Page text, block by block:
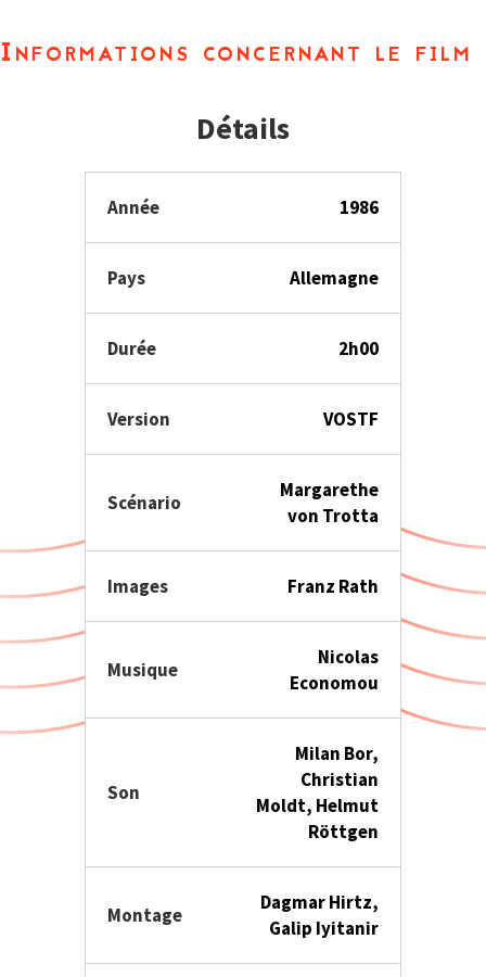
Informations concernant le film
Détails
Année 1986
Pays Allemagne
Durée 2h00
Version VOSTF
Scénario
Margarethe
von Trotta
Images Franz Rath
Musique
Nicolas
Economou
Son
Milan Bor,
Christian
Moldt, Helmut
Röttgen
Montage
Dagmar Hirtz,
Galip Iyitanir